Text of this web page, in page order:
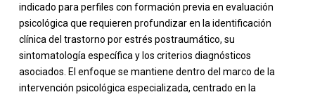
indicado para perfiles con formación previa en evaluación
psicológica que requieren profundizar en la identificación
clínica del trastorno por estrés postraumático, su
sintomatología específica y los criterios diagnósticos
asociados. El enfoque se mantiene dentro del marco de la
intervención psicológica especializada, centrado en la
-